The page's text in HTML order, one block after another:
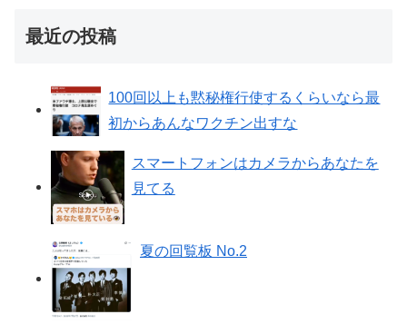
最近の投稿
100回以上も黙秘権行使するくらいなら最
初からあんなワクチン出すな
スマートフォンはカメラからあなたを
見てる
夏の回覧板 No.2